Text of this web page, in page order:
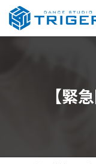
【緊